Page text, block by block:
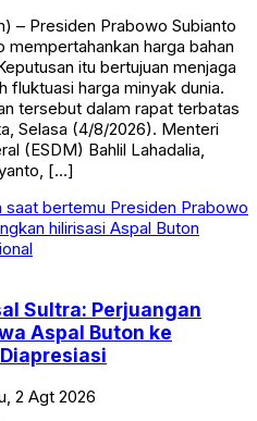
– Presiden Prabowo Subianto
harga bahan
itu bertujuan menjaga
fluktuasi harga minyak dunia.
tersebut dalam rapat terbatas
Selasa (4/8/2026). Menteri
(ESDM) Bahlil Lahadalia,
[…]
Sultra: Perjuangan
Aspal Buton ke
2 Agt 2026